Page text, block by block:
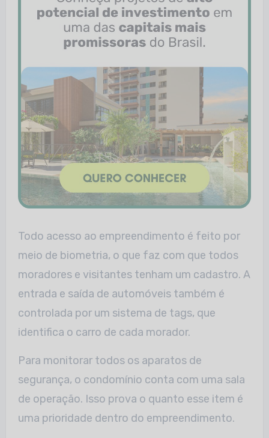
Todo acesso ao empreendimento é feito por
meio de biometria, o que faz com que todos
moradores e visitantes tenham um cadastro. A
entrada e saída de automóveis também é
controlada por um sistema de tags, que
identifica o carro de cada morador.
Para monitorar todos os aparatos de
segurança, o condomínio conta com uma sala
de operação. Isso prova o quanto esse item é
uma prioridade dentro do empreendimento.